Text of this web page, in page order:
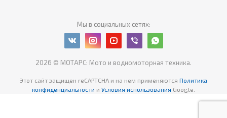
Мы в социальных сетях:
2026 © МОТАРС: Мото и водномоторная техника.
Этот сайт защищен reCAPTCHA и на нем применяются Политика
конфиденциальности и Условия использования Google.